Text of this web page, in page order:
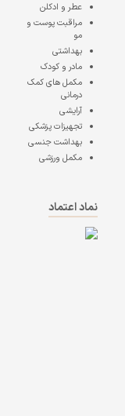
عطر و ادکلن
مراقبت پوست و
مو
بهداشتی
مادر و کودک
مکمل های کمک
درمانی
آرایشی
تجهیزات پزشکی
بهداشت جنسی
مکمل ورزشی
نماد اعتماد